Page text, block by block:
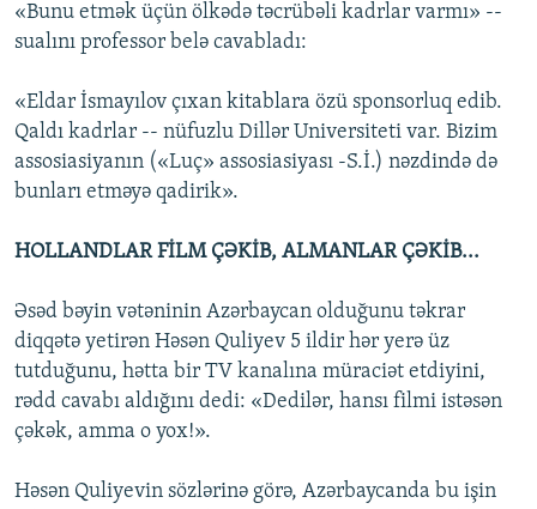
«Bunu etmək üçün ölkədə təcrübəli kadrlar varmı» --
sualını professor belə cavabladı:
«Eldar İsmayılov çıxan kitablara özü sponsorluq edib.
Qaldı kadrlar -- nüfuzlu Dillər Universiteti var. Bizim
assosiasiyanın («Luç» assosiasiyası -S.İ.) nəzdində də
bunları etməyə qadirik».
HOLLANDLAR FİLM ÇƏKİB, ALMANLAR ÇƏKİB...
Əsəd bəyin vətəninin Azərbaycan olduğunu təkrar
diqqətə yetirən Həsən Quliyev 5 ildir hər yerə üz
tutduğunu, hətta bir TV kanalına müraciət etdiyini,
rədd cavabı aldığını dedi: «Dedilər, hansı filmi istəsən
çəkək, amma o yox!».
Həsən Quliyevin sözlərinə görə, Azərbaycanda bu işin